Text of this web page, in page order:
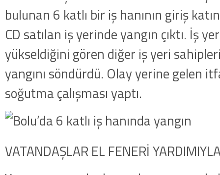
bulunan 6 katlı bir iş hanının giriş
CD satılan iş yerinde yangın çıktı. İş
yükseldiğini gören diğer iş yeri
yangını söndürdü. Olay yerine gelen
soğutma çalışması yaptı.
VATANDAŞLAR EL FENERİ